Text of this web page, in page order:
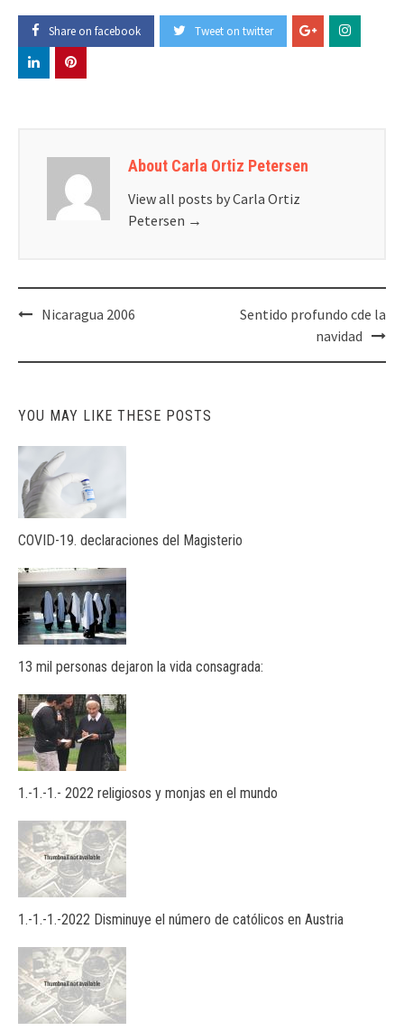
Share on facebook Tweet on twitter
About Carla Ortiz Petersen
View all posts by Carla Ortiz
Petersen →
PostNicaragua 2006
Sentido profundo cde la
navidad
YOU MAY LIKE THESE POSTS
COVID-19. declaraciones del Magisterio
13 mil personas dejaron la vida consagrada:
1.-1.-1.- 2022 religiosos y monjas en el mundo
1.-1.-1.-2022 Disminuye el número de católicos en Austria